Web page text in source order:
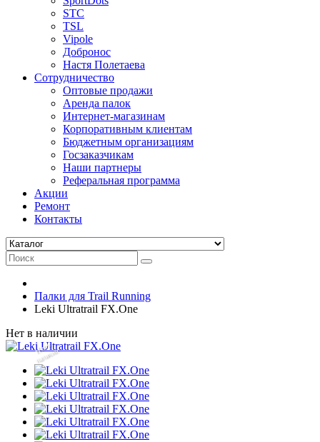
STC
TSL
Vipole
Добронос
Настя Полетаева
Сотрудничество
Оптовые продажи
Аренда палок
Интернет-магазинам
Корпоративным клиентам
Бюджетным организациям
Госзаказчикам
Наши партнеры
Реферальная программа
Акции
Ремонт
Контакты
Палки для Trail Running
Leki Ultratrail FX.One
Нет
в
на
л
и
ч
и
и
Нет в наличии